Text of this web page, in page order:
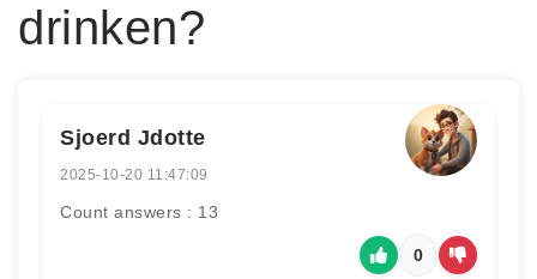
drinken?
Sjoerd Jdotte
2025-10-20 11:47:09
Count answers : 13
0